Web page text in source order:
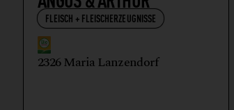
FLEISCH + FLEISCHERZEUGNISSE
2326 Maria Lanzendorf